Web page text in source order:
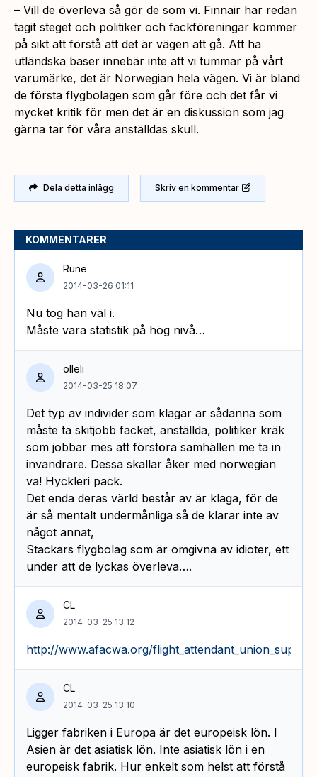
– Vill de överleva så gör de som vi. Finnair har redan
tagit steget och politiker och fackföreningar kommer
på sikt att förstå att det är vägen att gå. Att ha
utländska baser innebär inte att vi tummar på vårt
varumärke, det är Norwegian hela vägen. Vi är bland
de första flygbolagen som går före och det får vi
mycket kritik för men det är en diskussion som jag
gärna tar för våra anställdas skull.
Dela detta inlägg Skriv en kommentar
KOMMENTARER
Rune
2014-03-26 01:11
Nu tog han väl i.
Måste vara statistik på hög nivå…
olleli
2014-03-25 18:07
Det typ av individer som klagar är sådanna som
måste ta skitjobb facket, anställda, politiker kräk
som jobbar mes att förstöra samhällen me ta in
invandrare. Dessa skallar åker med norwegian
va! Hyckleri pack.
Det enda deras värld består av är klaga, för de
är så mentalt undermånliga så de klarar inte av
något annat,
Stackars flygbolag som är omgivna av idioter, ett
under att de lyckas överleva….
CL
2014-03-25 13:12
http://www.afacwa.org/
CL
2014-03-25 13:10
Ligger fabriken i Europa är det europeisk lön. I
Asien är det asiatisk lön. Inte asiatisk lön i en
europeisk fabrik. Hur enkelt som helst att förstå